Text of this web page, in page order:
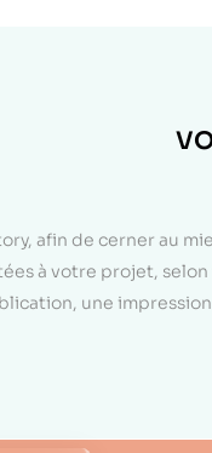
afin de cerner au
à votre projet,
une